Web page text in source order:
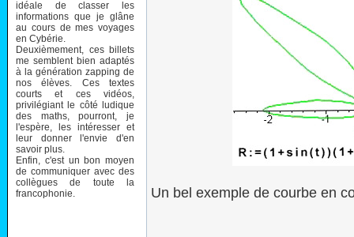
idéale de classer les
informations que je glâne
au cours de mes voyages
en Cybérie.
Deuxièmement, ces billets
me semblent bien adaptés
à la génération zapping de
nos élèves. Ces textes
courts et ces vidéos,
privilégiant le côté ludique
des maths, pourront, je
l'espère, les intéresser et
leur donner l'envie d'en
savoir plus.
Enfin, c'est un bon moyen
de communiquer avec des
collègues de toute la
francophonie.
Un bel exemple de courbe en